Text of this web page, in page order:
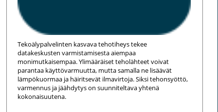
Tekoälypalvelinten kasvava tehotiheys tekee
datakeskusten varmistamisesta aiempaa
monimutkaisempaa. Ylimääräiset teholähteet voivat
parantaa käyttövarmuutta, mutta samalla ne lisäävät
lämpökuormaa ja häiritsevät ilmavirtoja. Siksi tehonsyöttö,
varmennus ja jäähdytys on suunniteltava yhtenä
kokonaisuutena.